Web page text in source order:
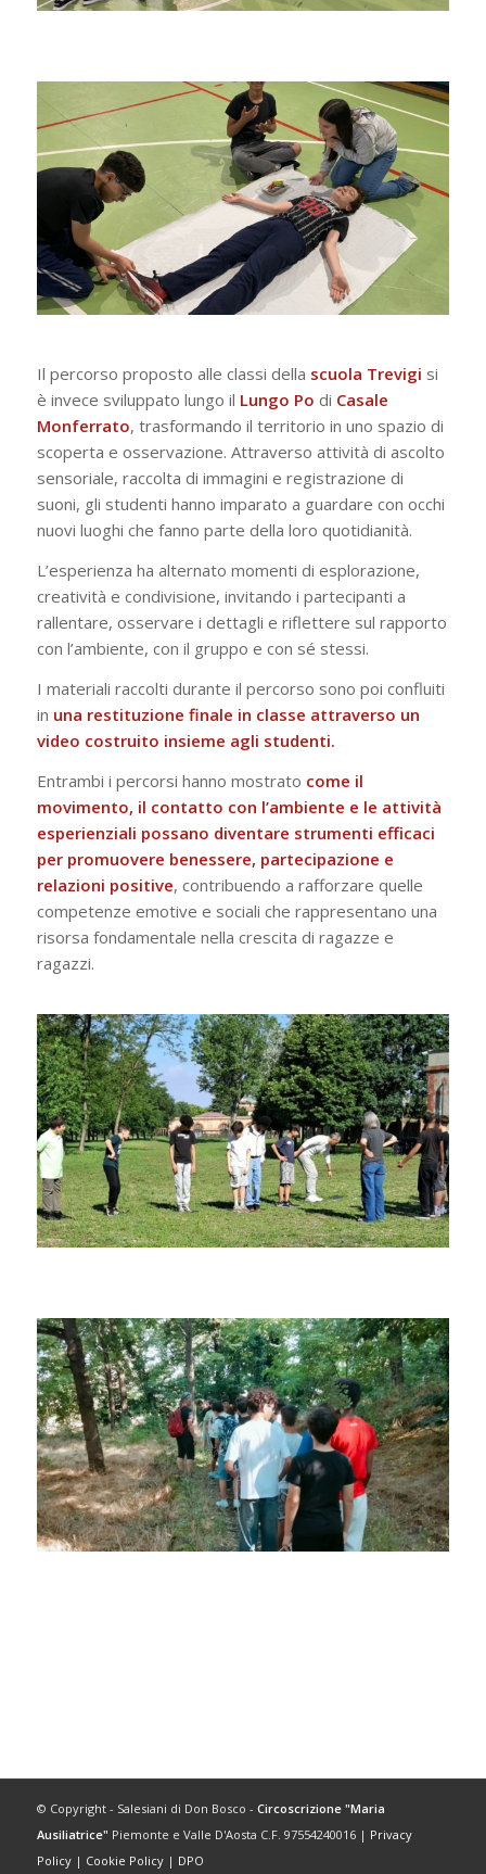
Il percorso proposto alle classi della scuola Trevigi si
è invece sviluppato lungo il Lungo Po di Casale
Monferrato, trasformando il territorio in uno spazio di
scoperta e osservazione. Attraverso attività di ascolto
sensoriale, raccolta di immagini e registrazione di
suoni, gli studenti hanno imparato a guardare con occhi
nuovi luoghi che fanno parte della loro quotidianità.
L’esperienza ha alternato momenti di esplorazione,
creatività e condivisione, invitando i partecipanti a
rallentare, osservare i dettagli e riflettere sul rapporto
con l’ambiente, con il gruppo e con sé stessi.
I materiali raccolti durante il percorso sono poi confluiti
in una restituzione finale in classe attraverso un
video costruito insieme agli studenti.
Entrambi i percorsi hanno mostrato come il
movimento, il contatto con l’ambiente e le attività
esperienziali possano diventare strumenti efficaci
per promuovere benessere, partecipazione e
relazioni positive, contribuendo a rafforzare quelle
competenze emotive e sociali che rappresentano una
risorsa fondamentale nella crescita di ragazze e
ragazzi.
© Copyright - Salesiani di Don Bosco - Circoscrizione "Maria
Ausiliatrice" Piemonte e Valle D'Aosta C.F. 97554240016 | Privacy
Policy| Cookie Policy| DPO